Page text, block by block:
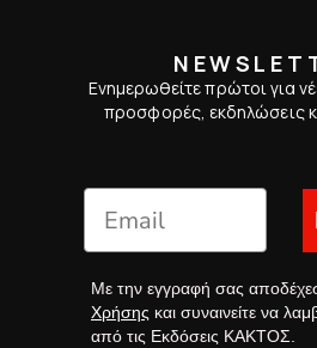
Ενημερωθείτε πρώτοι για
προσφορές, εκδηλώσεις
Με την εγγραφή σας
Χρήσης και συναινείτε να
από τις Εκδόσεις ΚΑΚΤΟΣ.